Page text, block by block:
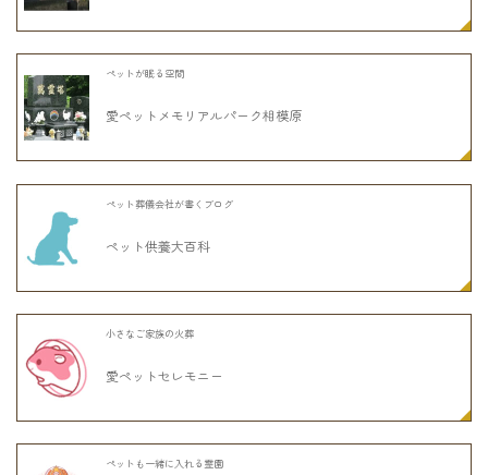
ペットが眠る空間
愛ペットメモリアルパーク相模原
ペット葬儀会社が書くブログ
ペット供養大百科
小さなご家族の火葬
愛ペットセレモニー
ペットも一緒に入れる霊園